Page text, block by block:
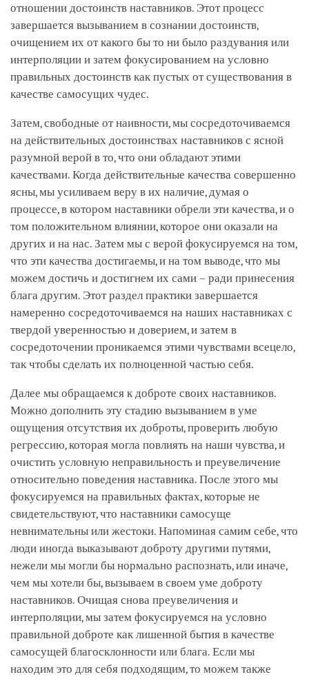
отношении достоинств наставников. Этот процесс
завершается вызыванием в сознании достоинств,
очищением их от какого бы то ни было раздувания или
интерполяции и затем фокусированием на условно
правильных достоинств как пустых от существования в
качестве самосущих чудес.
Затем, свободные от наивности, мы сосредоточиваемся
на действительных достоинствах наставников с ясной
разумной верой в то, что они обладают этими
качествами. Когда действительные качества совершенно
ясны, мы усиливаем веру в их наличие, думая о
процессе, в котором наставники обрели эти качества, и о
том положительном влиянии, которое они оказали на
других и на нас. Затем мы с верой фокусируемся на том,
что эти качества достигаемы, и на том выводе, что мы
можем достичь и достигнем их сами – ради принесения
блага другим. Этот раздел практики завершается
намеренно сосредоточиваемся на наших наставниках с
твердой уверенностью и доверием, и затем в
сосредоточении проникаемся этими чувствами всецело,
так чтобы сделать их полноценной частью себя.
Далее мы обращаемся к доброте своих наставников.
Можно дополнить эту стадию вызыванием в уме
ощущения отсутствия их доброты, проверить любую
регрессию, которая могла повлиять на наши чувства, и
очистить условную неправильность и преувеличение
относительно поведения наставника. После этого мы
фокусируемся на правильных фактах, которые не
свидетельствуют, что наставники самосуще
невнимательны или жестоки. Напоминая самим себе, что
люди иногда выказывают доброту другими путями,
нежели мы могли бы нормально распознать, или иначе,
чем мы хотели бы, вызываем в своем уме доброту
наставников. Очищая снова преувеличения и
интерполяции, мы затем фокусируемся на условно
правильной доброте как лишенной бытия в качестве
самосущей благосклонности или блага. Если мы
находим это для себя подходящим, то можем также